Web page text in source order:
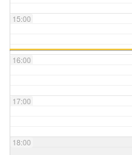
15:00
16:00
17:00
18:00